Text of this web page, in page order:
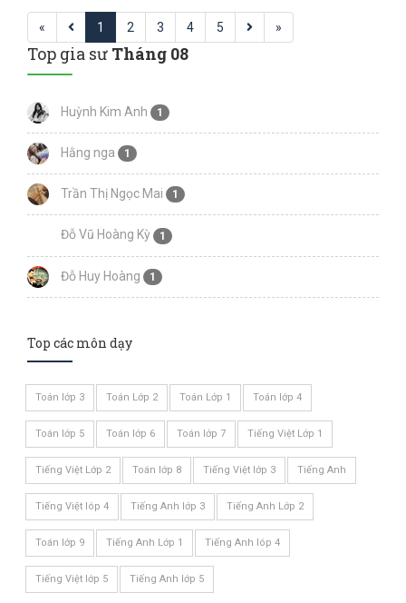
« 1 2 3 4 5 »
Top gia sư Tháng 08
Huỳnh Kim Anh 1
Hằng nga 1
Trần Thị Ngọc Mai 1
Đỗ Vũ Hoàng Kỳ 1
Đỗ Huy Hoàng 1
Top các môn dạy
Toán lớp 3 Toán Lớp 2 Toán Lớp 1 Toán lớp 4
Toán lớp 5 Toán lớp 6 Toán lớp 7 Tiếng Việt Lớp 1
Tiếng Việt Lớp 2 Toán lớp 8 Tiếng Việt lớp 3 Tiếng Anh
Tiếng Việt lóp 4 Tiếng Anh lớp 3 Tiếng Anh Lớp 2
Toán lớp 9 Tiếng Anh Lớp 1 Tiếng Anh lóp 4
Tiếng Việt lớp 5 Tiếng Anh lớp 5